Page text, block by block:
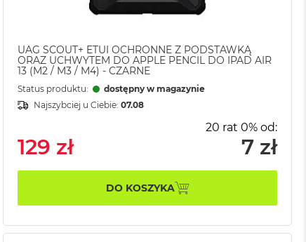
UAG SCOUT+ ETUI OCHRONNE Z PODSTAWKĄ
ORAZ UCHWYTEM DO APPLE PENCIL DO IPAD AIR
13 (M2 / M3 / M4) - CZARNE
Status produktu:
dostępny w magazynie
Najszybciej u Ciebie:07.08
129 zł
20 rat 0% od:
7 zł
DO KOSZYKA